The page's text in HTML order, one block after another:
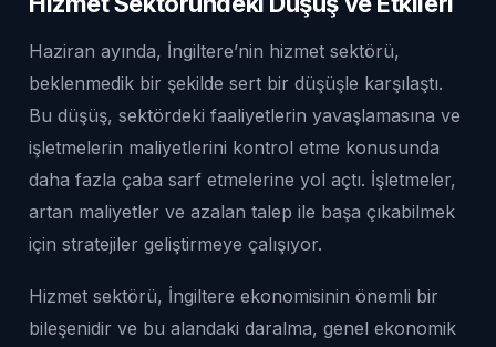
Haziran ayında, İngiltere’nin hizmet sektörü,
beklenmedik bir şekilde sert bir düşüşle karşılaştı.
Bu düşüş, sektördeki faaliyetlerin yavaşlamasına ve
işletmelerin maliyetlerini kontrol etme konusunda
daha fazla çaba sarf etmelerine yol açtı. İşletmeler,
artan maliyetler ve azalan talep ile başa çıkabilmek
için stratejiler geliştirmeye çalışıyor.
Hizmet sektörü, İngiltere ekonomisinin önemli bir
bileşenidir ve bu alandaki daralma, genel ekonomik